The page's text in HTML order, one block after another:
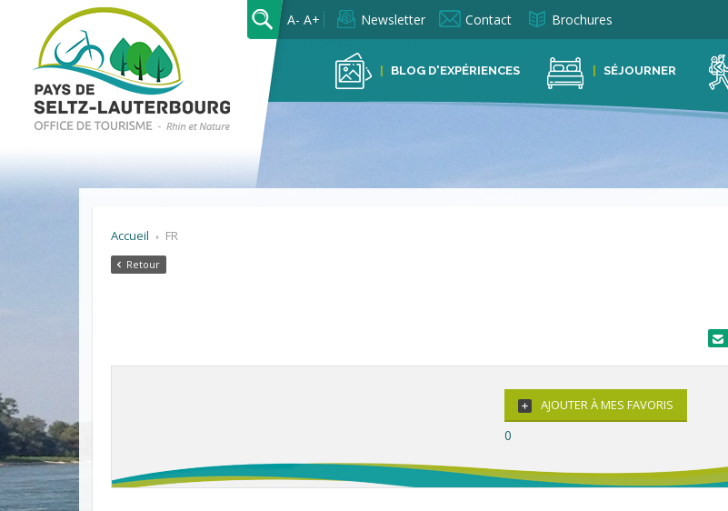
OK
A- A+ Newsletter Contact Brochures
BLOG D'EXPÉRIENCES SÉJOURNER
Accueil FR
Retour
AJOUTER À MES FAVORIS
0